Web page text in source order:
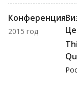
Конференция
2015 год